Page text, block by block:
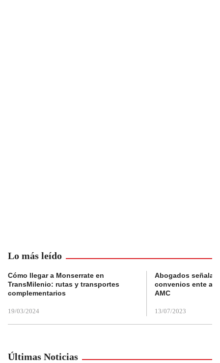
Lo más leído
Cómo llegar a Monserrate en
TransMilenio: rutas y transportes
complementarios
19/03/2024
Abogados
convenios ente
AMC
13/07/2023
Últimas Noticias